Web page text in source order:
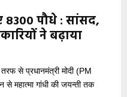
8300 पौधे : सांसद,
ने बढ़ाया
से प्रधानमंत्री मोदी (PM
महात्मा गांधी की जयन्ती तक